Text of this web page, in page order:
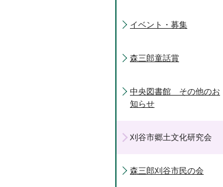
イベント・募集
森三郎童話賞
中央図書館 その他のお
知らせ
刈谷市郷土文化研究会
森三郎刈谷市民の会